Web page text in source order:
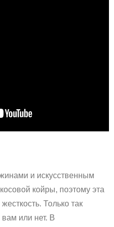
и искусственным
койры, поэтому эта
Только так
или нет. В